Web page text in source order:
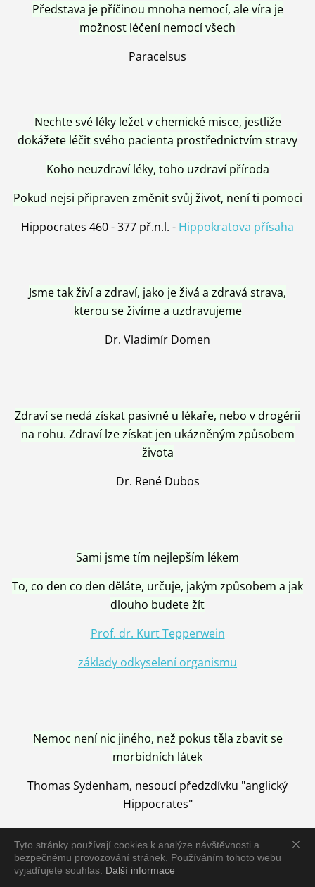
Tyto stránky používají cookies k analýze návštěvnosti a
bezpečnému provozování stránek. Používáním tohoto webu
vyjadřujete souhlas. Další informace
Představa je příčinou mnoha nemocí, ale víra je
možnost léčení nemocí všech
Paracelsus
Nechte své léky ležet v chemické misce, jestliže
dokážete léčit svého pacienta prostřednictvím stravy
Koho neuzdraví léky, toho uzdraví příroda
Pokud nejsi připraven změnit svůj život, není ti pomoci
Hippocrates 460 - 377 př.n.l. - Hippokratova přísaha
Jsme tak živí a zdraví, jako je živá a zdravá strava,
kterou se živíme a uzdravujeme
Dr. Vladimír Domen
Zdraví se nedá získat pasivně u lékaře, nebo v drogérii
na rohu. Zdraví lze získat jen ukázněným způsobem
života
Dr. René Dubos
Sami jsme tím nejlepším lékem
To, co den co den děláte, určuje, jakým způsobem a jak
dlouho budete žít
Prof. dr. Kurt Tepperwein
základy odkyselení organismu
Nemoc není nic jiného, než pokus těla zbavit se
morbidních látek
Thomas Sydenham, nesoucí předzdívku "anglický
Hippocrates"
Nemoc je vyléčena jen pomocí Přírody, neutralizací a